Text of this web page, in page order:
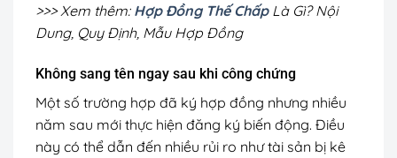
>>> Xem thêm: Hợp Đồng Thế ChấpLà Gì? Nội
Dung, Quy Định, Mẫu Hợp Đồng
Không sang tên ngay sau khi công chứng
Một số trường hợp đã ký hợp đồng nhưng nhiều
năm sau mới thực hiện đăng ký biến động. Điều
này có thể dẫn đến nhiều rủi ro như tài sản bị kê